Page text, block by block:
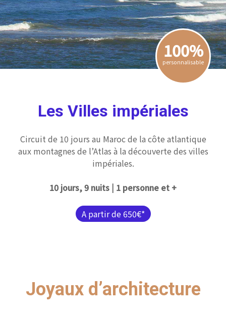
Les Villes impériales
Circuit de 10 jours au Maroc de la côte atlantique
aux montagnes de l’Atlas à la découverte des villes
impériales.
10 jours, 9 nuits | 1 personne et +
A partir de 650€*
100%
personnalisable
Joyaux d’architecture